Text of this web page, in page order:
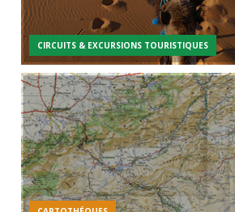
CIRCUITS & EXCURSIONS TOURISTIQUES